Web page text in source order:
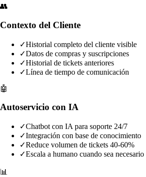
👥
Contexto del Cliente
✓Historial completo del cliente visible
✓Datos de compras y suscripciones
✓Historial de tickets anteriores
✓Línea de tiempo de comunicación
🤖
Autoservicio con IA
✓Chatbot con IA para soporte 24/7
✓Integración con base de conocimiento
✓Reduce volumen de tickets 40-60%
✓Escala a humano cuando sea necesario
📊